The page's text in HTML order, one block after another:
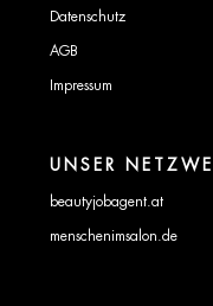
Datenschutz
AGB
Impressum
UNSER
beautyjobagent.at
menschenimsalon.de